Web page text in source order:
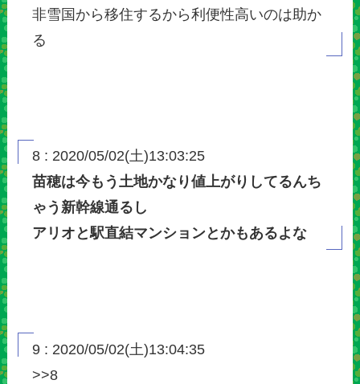
非雪国から移住するから利便性高いのは助か
る
8 : 2020/05/02(土)13:03:25
苗穂は今もう土地かなり値上がりしてるんち
ゃう新幹線通るし
アリオと駅直結マンションとかもあるよな
9 : 2020/05/02(土)13:04:35
>>8